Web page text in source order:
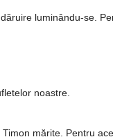
luminându-se.
noastre.
mărite. Pentru